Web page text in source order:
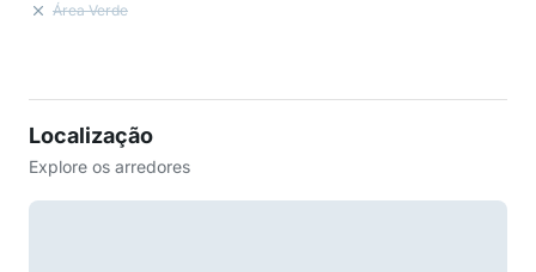
Área Verde
Localização
Explore os arredores